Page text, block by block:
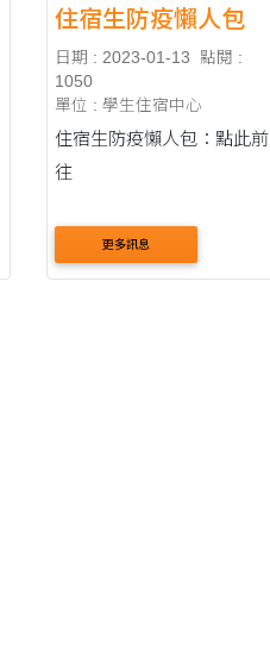
點此下載PDF檔
住宿生防疫懶人包
日期 : 2023-01-13
點閱 :
1050
單位 : 學生住宿中心
住宿生防疫懶人包：點此前
往
更多訊息